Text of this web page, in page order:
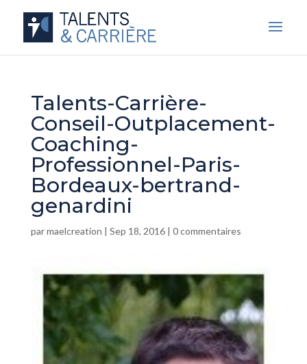
Talents-Carrière-
Conseil-Outplacement-
Coaching-
Professionnel-Paris-
Bordeaux-bertrand-
genardini
parmaelcreation | Sep 18, 2016| 0 commentaires